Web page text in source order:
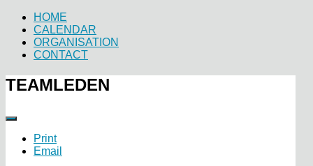
HOME
CALENDAR
ORGANISATION
CONTACT
TEAMLEDEN
Print
Email